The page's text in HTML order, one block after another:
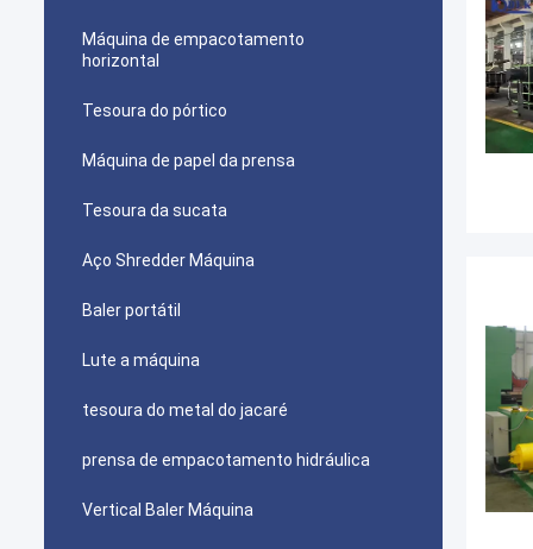
Máquina de empacotamento
horizontal
Tesoura do pórtico
Máquina de papel da prensa
Tesoura da sucata
Aço Shredder Máquina
Baler portátil
Lute a máquina
tesoura do metal do jacaré
prensa de empacotamento hidráulica
Vertical Baler Máquina